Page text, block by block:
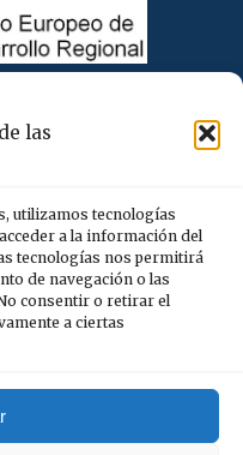
las
utilizamos tecnologías
a la información del
tecnologías nos permitirá
de navegación o las
consentir o retirar el
a ciertas